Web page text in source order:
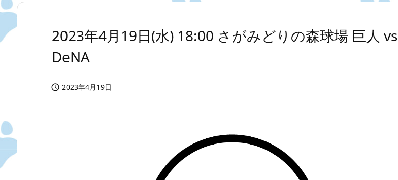
2023年4月19日(水) 18:00 さがみどりの森球場 巨人 vs
DeNA
 2023年4月19日